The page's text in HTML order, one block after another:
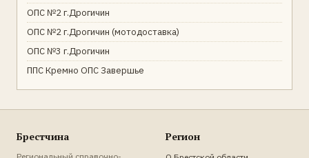
ОПС №2 г.Дрогичин
ОПС №2 г.Дрогичин (мотодоставка)
ОПС №3 г.Дрогичин
ППС Кремно ОПС Завершье
Брестчина Регион